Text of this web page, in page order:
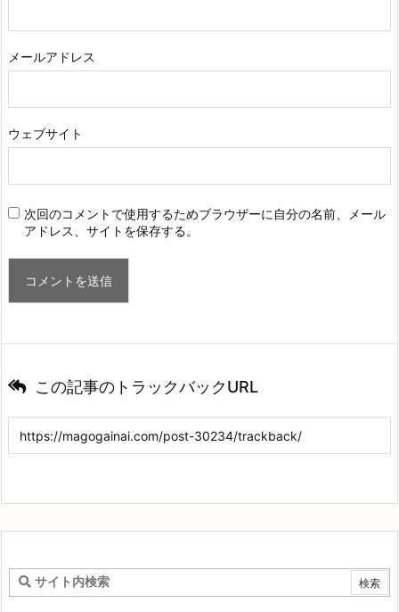
メールアドレス
ウェブサイト
次回のコメントで使用するためブラウザーに自分の名前、メール
アドレス、サイトを保存する。
この記事のトラックバックURL